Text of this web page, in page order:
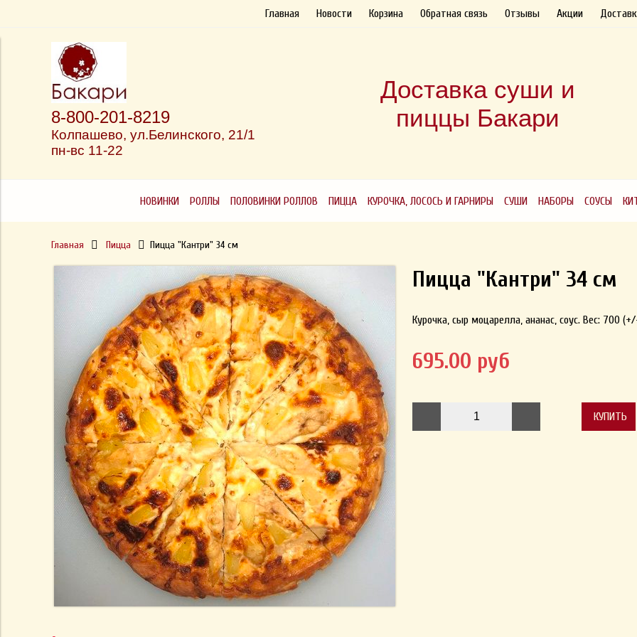
Главная Новости Корзина Обратная связь Отзывы Акции
8-800-201-8219
Колпашево, ул.Белинского, 21/1
пн-вс 11-22
Доставка суши и
пиццы Бакари
НОВИНКИ РОЛЛЫ ПОЛОВИНКИ РОЛЛОВ ПИЦЦА КУРОЧКА, ЛОСОСЬ И ГАРНИРЫ СУШИ НАБОРЫ СОУСЫ
Главная Пицца Пицца "Кантри" 34 см
Пицца "Кантри" 34 см
Курочка, сыр моцарелла, ананас, соус. Вес: 700
695.00 руб
КУПИТЬ